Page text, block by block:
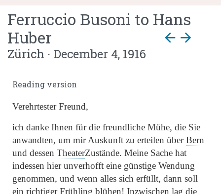
Ferruccio Busoni to Hans
Huber
arrow_back arrow_forward
Zürich · December 4, 1916
Reading version
Verehrtester Freund,
ich danke Ihnen für die freundliche Mühe, die Sie
anwandten, um mir Auskunft zu erteilen überBern
und dessen TheaterZustände. Meine Sache hat
indessen hier unverhofft eine günstige Wendung
genommen, und wenn alles sich erfüllt, dann soll
ein richtiger Frühling blühen! Inzwischen lag die